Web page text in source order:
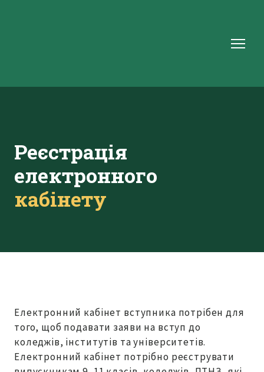
Реєстрація
електронного
кабінету
Електронний кабінет вступника потрібен для
того, щоб подавати заяви на вступ до
коледжів, інститутів та університетів.
Електронний кабінет потрібно реєструвати